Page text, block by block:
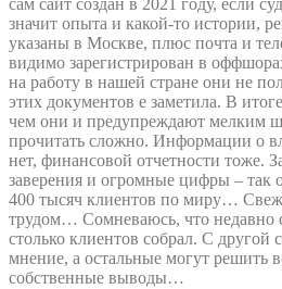
сам сайт создан в 2021 году, если
значит опыта и какой-то истории,
указаны в Москве, плюс почта и
видимо зарегистрирован в
на работу в нашей стране они не
этих документов е заметила. В
чем они и предупреждают мелким
прочитать сложно. Информации о
нет, финансовой отчетности тоже.
заверения и огромные цифры – так
400 тысяч клиентов по миру…
трудом… Сомневаюсь, что недавно
столько клиентов собрал. С другой
мнение, а остальные могут решить
собственные выводы…